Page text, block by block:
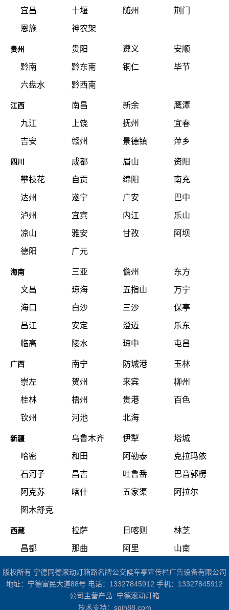
宜昌 十堰 随州 荆门
恩施 神农架
贵州 贵阳 遵义 安顺
黔南 黔东南 铜仁 毕节
六盘水 黔西南
江西 南昌 新余 鹰潭
九江 上饶 抚州 宜春
吉安 赣州 景德镇 萍乡
四川 成都 眉山 资阳
攀枝花 自贡 绵阳 南充
达州 遂宁 广安 巴中
泸州 宜宾 内江 乐山
凉山 雅安 甘孜 阿坝
德阳 广元
海南 三亚 儋州 东方
文昌 琼海 五指山 万宁
海口 白沙 三沙 保亭
昌江 安定 澄迈 乐东
临高 陵水 琼中 屯昌
广西 南宁 防城港 玉林
崇左 贺州 来宾 柳州
桂林 梧州 贵港 百色
钦州 河池 北海
新疆 乌鲁木齐 伊犁 塔城
哈密 和田 阿勒泰 克拉玛依
石河子 昌吉 吐鲁番 巴音郭楞
阿克苏 喀什 五家渠 阿拉尔
图木舒克
西藏 拉萨 日喀则 林芝
昌都 那曲 阿里 山南
版权所有 宁德同德滚动灯箱路名牌公交候车亭宣传栏广告设备有限公司
地址：宁德富民大道88号 电话：13327845912 手机：13327845912
公司主营产品: 宁德滚动灯箱
技术支持： sqjh88.com